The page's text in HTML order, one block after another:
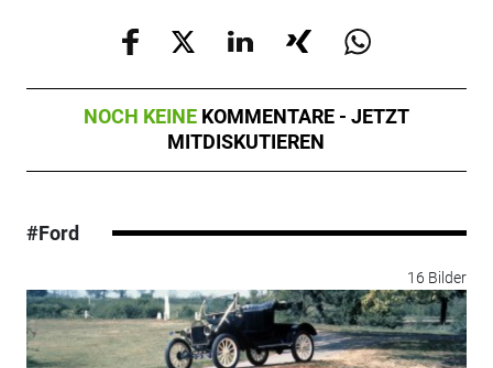
NOCH KEINE KOMMENTARE - JETZT
MITDISKUTIEREN
#Ford
16 Bilder